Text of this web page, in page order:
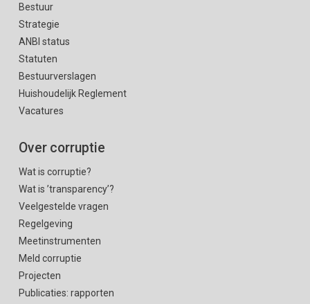
Bestuur
Strategie
ANBI status
Statuten
Bestuurverslagen
Huishoudelijk Reglement
Vacatures
Over corruptie
Wat is corruptie?
Wat is ’transparency’?
Veelgestelde vragen
Regelgeving
Meetinstrumenten
Meld corruptie
Projecten
Publicaties: rapporten